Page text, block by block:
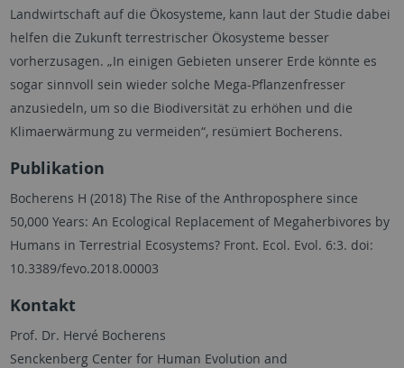
Landwirtschaft auf die Ökosysteme, kann laut der Studie dabei
helfen die Zukunft terrestrischer Ökosysteme besser
vorherzusagen. „In einigen Gebieten unserer Erde könnte es
sogar sinnvoll sein wieder solche Mega-Pflanzenfresser
anzusiedeln, um so die Biodiversität zu erhöhen und die
Klimaerwärmung zu vermeiden“, resümiert Bocherens.
Publikation
Bocherens H (2018) The Rise of the Anthroposphere since
50,000 Years: An Ecological Replacement of Megaherbivores by
Humans in Terrestrial Ecosystems? Front. Ecol. Evol. 6:3. doi:
10.3389/fevo.2018.00003
Kontakt
Prof. Dr. Hervé Bocherens
Senckenberg Center for Human Evolution and